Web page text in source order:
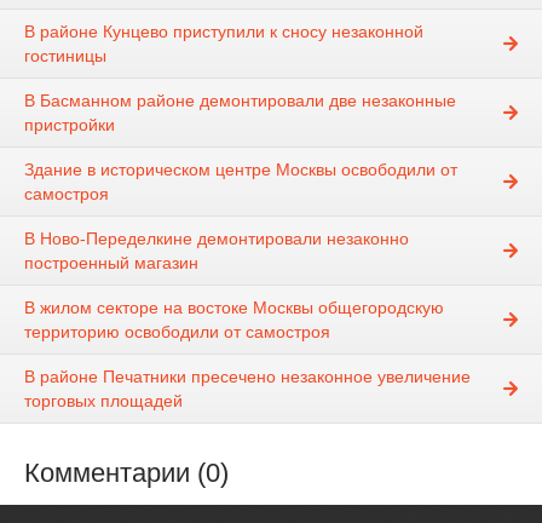
В районе Кунцево приступили к сносу незаконной
гостиницы
В Басманном районе демонтировали две незаконные
пристройки
Здание в историческом центре Москвы освободили от
самостроя
В Ново-Переделкине демонтировали незаконно
построенный магазин
В жилом секторе на востоке Москвы общегородскую
территорию освободили от самостроя
В районе Печатники пресечено незаконное увеличение
торговых площадей
Комментарии (0)